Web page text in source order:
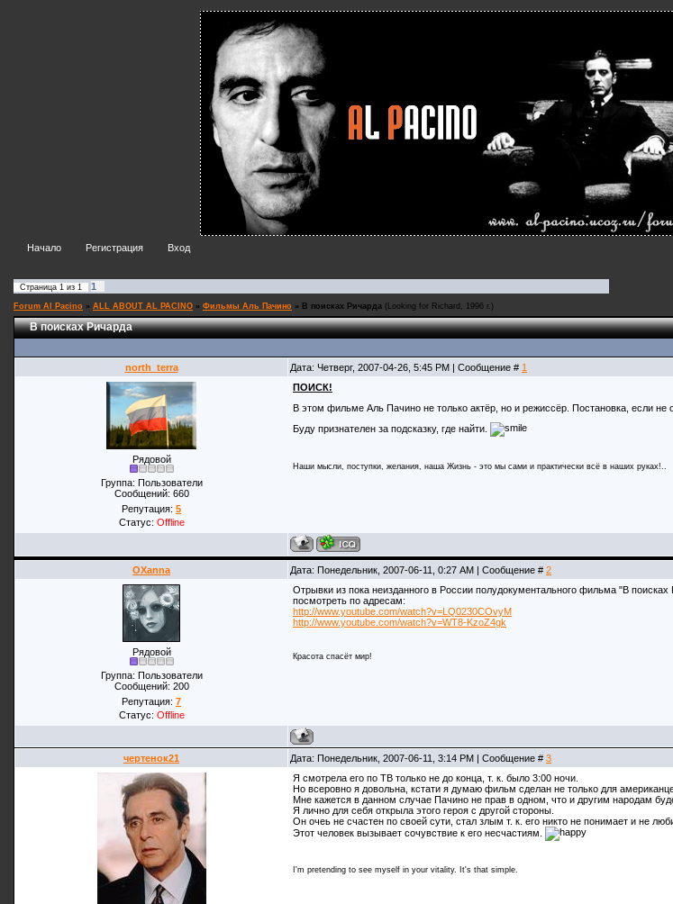
Начало Регистрация
Вход
Страница 1 из 1 1
Forum Al Pacino » ALL ABOUT AL PACINO » Фильмы Аль Пачино » В поисках Ричарда (Looking for Richard, 1996 г.)
В поисках Ричарда
north_terra Дата: Четверг, 2007-04-26, 5:45 PM | Сообщение # 1
Рядовой
Группа: Пользователи
Сообщений: 660
Репутация: 5
Статус: Offline
ПОИСК!
В этом фильме Аль Пачино не только актёр, но и режиссёр. Постановка, если
Буду признателен за подсказку, где найти.
Наши мысли, поступки, желания, наша Жизнь - это мы сами и практически всё в наших руках!..
OXanna Дата: Понедельник, 2007-06-11, 0:27 AM | Сообщение # 2
Рядовой
Группа: Пользователи
Сообщений: 200
Репутация: 7
Статус: Offline
Отрывки из пока неизданного в России полудокументального фильма "В
посмотреть по адресам:
http://www.youtube.com/watch?v=LQ0230COvyM
http://www.youtube.com/watch?v=WT8-KzoZ4gk
Красота спасёт мир!
чертенок21 Дата: Понедельник, 2007-06-11, 3:14 PM | Сообщение # 3
Я смотрела его по ТВ только не до конца, т. к. было 3:00 ночи.
Но всеровно я довольна, кстати я думаю фильм сделан не только для
Мне кажется в данном случае Пачино не прав в одном, что и другим народам
Я лично для себя открыла этого героя с другой стороны.
Он очеь не счастен по своей сути, стал злым т. к. его никто не понимает и не
Этот человек вызывает сочувствие к его несчастиям.
I'm pretending to see myself in your vitality. It's that simple.